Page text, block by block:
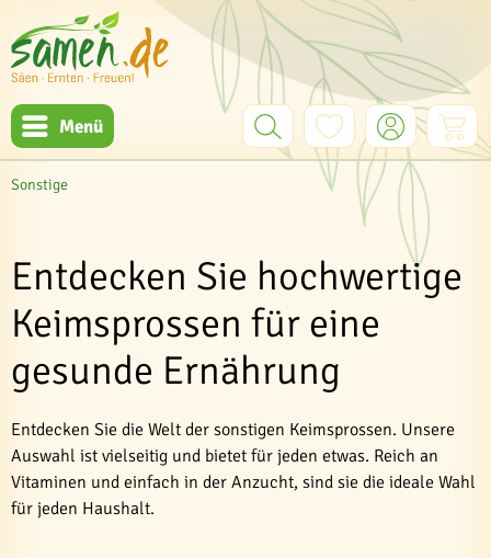
Menü
Sonstige
Entdecken Sie hochwertige
Keimsprossen für eine
gesunde Ernährung
Entdecken Sie die Welt der sonstigen Keimsprossen. Unsere
Auswahl ist vielseitig und bietet für jeden etwas. Reich an
Vitaminen und einfach in der Anzucht, sind sie die ideale Wahl
für jeden Haushalt.